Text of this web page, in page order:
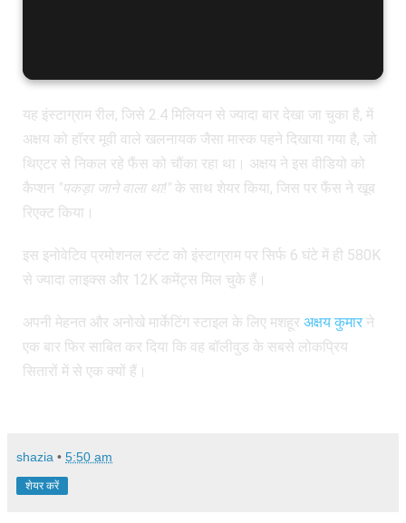
यह इंस्टाग्राम रील, जिसे 2.4 मिलियन से ज्यादा बार देखा जा चुका है, में
अक्षय को हॉरर मूवी वाले खलनायक जैसा मास्क पहने दिखाया गया है, जो
थिएटर से निकल रहे फैंस को चौंका रहा था। अक्षय ने इस वीडियो को
कैप्शन "पकड़ा जाने वाला था!" के साथ शेयर किया, जिस पर फैंस ने खूब
रिएक्ट किया।
इस इनोवेटिव प्रमोशनल स्टंट को इंस्टाग्राम पर सिर्फ 6 घंटे में ही 580K
से ज्यादा लाइक्स और 12K कमेंट्स मिल चुके हैं।
अपनी मेहनत और अनोखे मार्केटिंग स्टाइल के लिए मशहूर अक्षय कुमार ने
एक बार फिर साबित कर दिया कि वह बॉलीवुड के सबसे लोकप्रिय
सितारों में से एक क्यों हैं।
shazia • 5:50 am
शेयर करें